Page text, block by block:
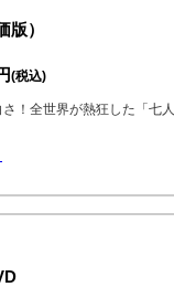
）
(税込)
！全世界が熱狂した「七